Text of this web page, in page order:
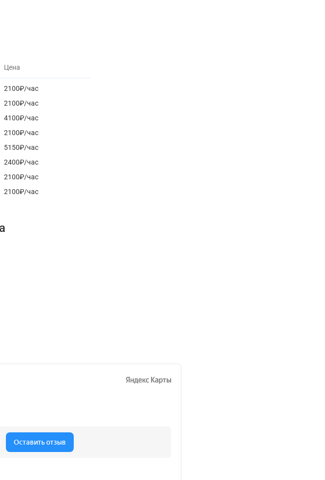
Цена
2100₽/час
2100₽/час
4100₽/час
2100₽/час
5150₽/час
2400₽/час
2100₽/час
2100₽/час